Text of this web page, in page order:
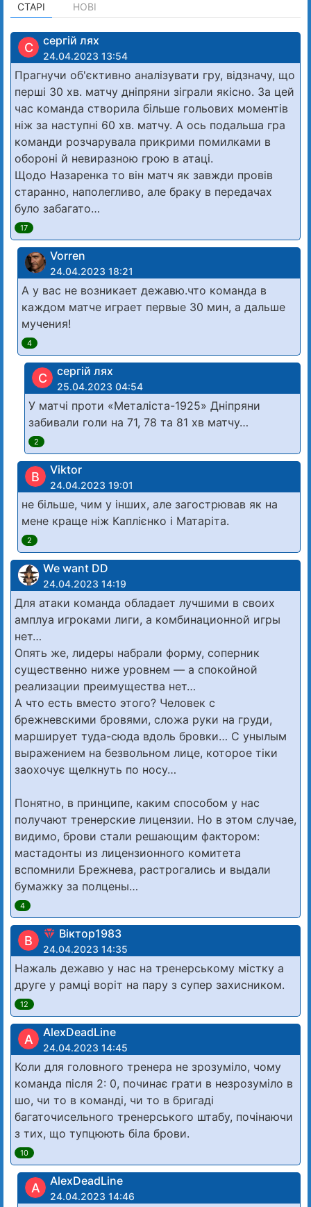
СТАРІ НОВІ
С сергій лях
24.04.2023 13:54
Прагнучи об'єктивно аналізувати гру, відзначу, що
перші 30 хв. матчу дніпряни зіграли якісно. За цей
час команда створила більше гольових моментів
ніж за наступні 60 хв. матчу. А ось подальша гра
команди розчарувала прикрими помилками в
обороні й невиразною грою в атаці.
Щодо Назаренка то він матч як завжди провів
старанно, наполегливо, але браку в передачах
було забагато…
17
Vorren
24.04.2023 18:21
А у вас не возникает дежавю.что команда в
каждом матче играет первые 30 мин, а дальше
мучения!
4
С сергій лях
25.04.2023 04:54
У матчі проти «Металіста-1925» Дніпряни
забивали голи на 71, 78 та 81 хв матчу…
2
В Viktor
24.04.2023 19:01
не більше, чим у інших, але загострював як на
мене краще ніж Каплієнко і Матаріта.
2
We want DD
24.04.2023 14:19
Для атаки команда обладает лучшими в своих
амплуа игроками лиги, а комбинационной игры
нет…
Опять же, лидеры набрали форму, соперник
существенно ниже уровнем — а спокойной
реализации преимущества нет…
А что есть вместо этого? Человек с
брежневскими бровями, сложа руки на груди,
марширует туда-сюда вдоль бровки… С унылым
выражением на безвольном лице, которое тіки
заохочує щелкнуть по носу…
Понятно, в принципе, каким способом у нас
получают тренерские лицензии. Но в этом случае,
видимо, брови стали решающим фактором:
мастадонты из лицензионного комитета
вспомнили Брежнева, растрогались и выдали
бумажку за полцены…
4
В Віктор1983
24.04.2023 14:35
Нажаль дежавю у нас на тренерському містку а
друге у рамці воріт на пару з супер захисником.
12
A AlexDeadLine
24.04.2023 14:45
Коли для головного тренера не зрозуміло, чому
команда після 2: 0, починає грати в незрозуміло в
шо, чи то в команді, чи то в бригаді
багаточисельного тренерського штабу, почінаючи
з тих, що тупцюють біла брови.
10
A AlexDeadLine
24.04.2023 14:46